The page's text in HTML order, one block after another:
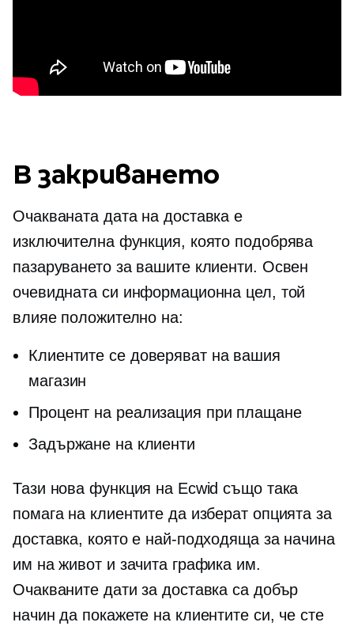
В закриването
Очакваната дата на доставка е
изключителна функция, която подобрява
пазаруването за вашите клиенти. Освен
очевидната си информационна цел, той
влияе положително на:
Клиентите се доверяват на вашия
магазин
Процент на реализация при плащане
Задържане на клиенти
Тази нова функция на Ecwid също така
помага на клиентите да изберат опцията за
доставка, която е най-подходяща за начина
им на живот и зачита графика им.
Очакваните дати за доставка са добър
начин да покажете на клиентите си, че сте